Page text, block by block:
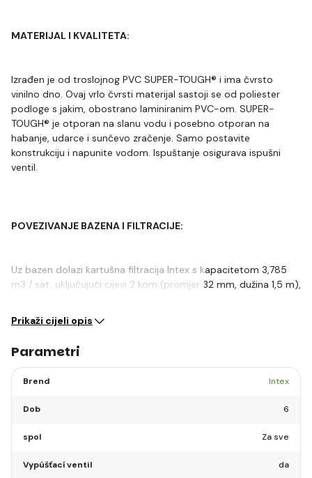
MATERIJAL I KVALITETA:
Izrađen je od troslojnog PVC SUPER-TOUGH® i ima čvrsto
vinilno dno. Ovaj vrlo čvrsti materijal sastoji se od poliester
podloge s jakim, obostrano laminiranim PVC-om. SUPER-
TOUGH® je otporan na slanu vodu i posebno otporan na
habanje, udarce i sunčevo zračenje. Samo postavite
konstrukciju i napunite vodom. Ispuštanje osigurava ispušni
ventil.
POVEZIVANJE BAZENA I FILTRACIJE:
Uz bazen dolazi kartušna filtracija Intex s kapacitetom 3,785
m3 / sat, uključujući cijevi 2 kom (promjer 32 mm, dužina 1,5 m),
Prikaži cijeli opis
Parametri
Brend Intex
Dob 6
spol Za sve
Vypúšťací ventil da